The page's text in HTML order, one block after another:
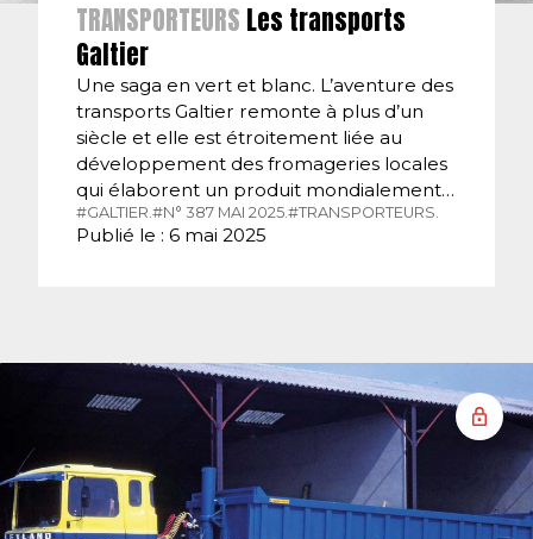
TRANSPORTEURS Les transports
Galtier
Une saga en vert et blanc. L’aventure des
transports Galtier remonte à plus d’un
siècle et elle est étroitement liée au
développement des fromageries locales
qui élaborent un produit mondialement…
#GALTIER.#N° 387 MAI 2025.#TRANSPORTEURS.
Publié le : 6 mai 2025